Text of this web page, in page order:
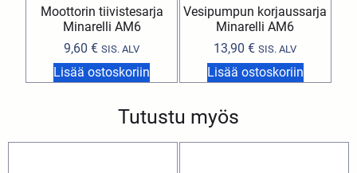
Moottorin tiivistesarja
Minarelli AM6
9,60€ SIS. ALV
Lisää ostoskoriin
Vesipumpun korjaussarja
Minarelli AM6
13,90€ SIS. ALV
Lisää ostoskoriin
Tutustu myös